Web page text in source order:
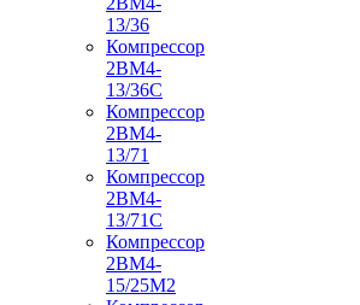
13/36
Компрессор
2ВМ4-
13/36С
Компрессор
2ВМ4-
13/71
Компрессор
2ВМ4-
13/71С
Компрессор
2ВМ4-
15/25М2